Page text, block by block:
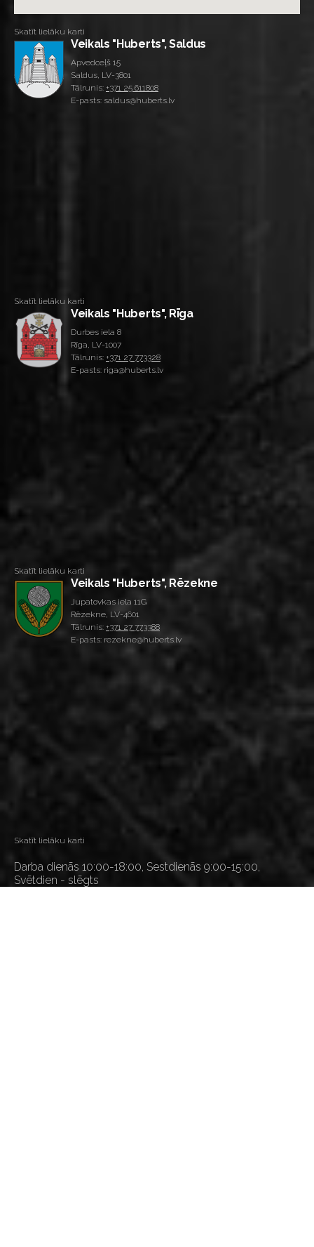
Skatīt lielāku karti
Veikals "Huberts", Saldus
Apvedceļš 15
Saldus, LV-3801
Tālrunis: +371 25 611808
E-pasts: saldus@huberts.lv
Skatīt lielāku karti
Veikals "Huberts", Rīga
Durbes iela 8
Rīga, LV-1007
Tālrunis: +371 27 773328
E-pasts: riga@huberts.lv
Skatīt lielāku karti
Veikals "Huberts", Rēzekne
Jupatovkas iela 11G
Rēzekne, LV-4601
Tālrunis: +371 27 773388
E-pasts: rezekne@huberts.lv
Skatīt lielāku karti
Darba dienās 10:00-18:00, Sestdienās 9:00-15:00,
Svētdien - slēgts